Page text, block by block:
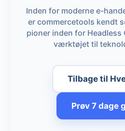
Inden for moderne e-
er commercetools kendt
pioner inden for Headless
værktøjet til
Tilbage til
Prøv 7 dage